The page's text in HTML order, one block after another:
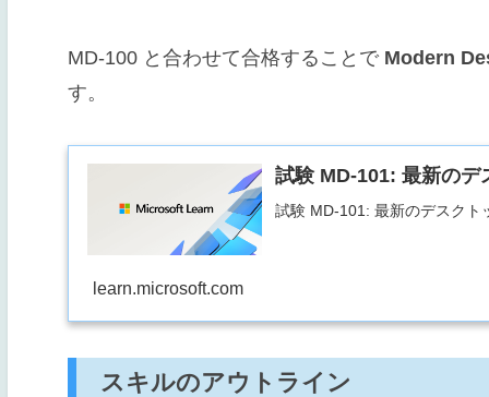
MD-100 と合わせて合格することで Modern
す。
試験 MD-101: 最新の
試験 MD-101: 最新のデスクト
learn.microsoft.com
スキルのアウトライン